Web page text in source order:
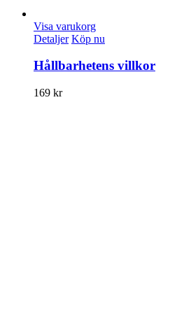
Visa varukorg
Detaljer Köp nu
Hållbarhetens villkor
169 kr